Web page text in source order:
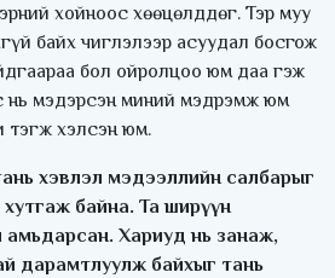
хойноос хөөцөлддөг. Тэр муу
байх чиглэлээр асуудал босгож
бол ойролцоо юм даа гэж
нь мэдэрсэн миний мэдрэмж юм
тэгж хэлсэн юм.
хэвлэл мэдээллийн салбарыг
байна. Та ширүүн
Хариуд нь занаж,
дарамтлуулж байхыг тань